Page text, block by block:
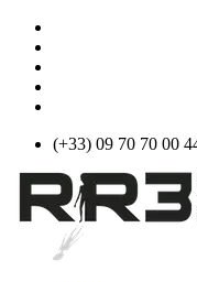
(+33) 09 70 70 00